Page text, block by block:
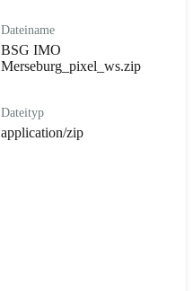
Dateiname
BSG IMO
Merseburg_pixel_ws.zip
Dateityp
application/zip